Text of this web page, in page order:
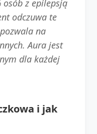
osób z epilepsją
odczuwa te
na
Aura jest
dla każdej
i jak